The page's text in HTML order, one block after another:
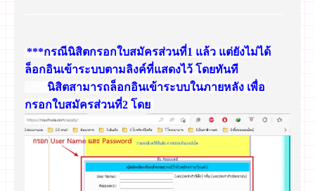
***กรณีนิสิตกรอกใบสมัครส่วนที่1 แล้ว แต่ยังไม่ได้
ล็อกอินเข้าระบบตามลิงค์ที่แสดงไว้ โดยทันที
นิสิตสามารถล็อกอินเข้าระบบในภายหลัง เพื่อ
กรอกใบสมัครส่วนที่2 โดย